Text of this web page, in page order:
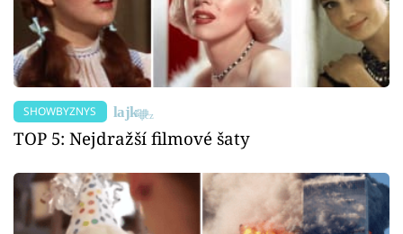
SHOWBYZNYS
TOP 5: Nejdražší filmové šaty